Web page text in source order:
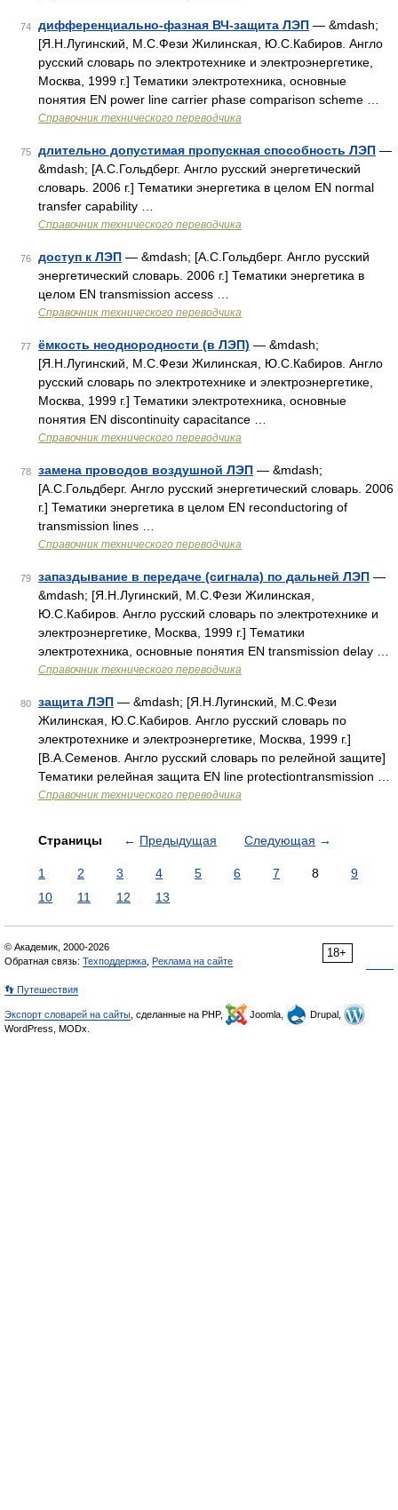
74 дифференциально-фазная ВЧ-защита ЛЭП — &mdash;
[Я.Н.Лугинский, М.С.Фези Жилинская, Ю.С.Кабиров. Англо
русский словарь по электротехнике и электроэнергетике,
Москва, 1999 г.] Тематики электротехника, основные
понятия EN power line carrier phase comparison scheme …
Справочник технического переводчика
75 длительно допустимая пропускная способность ЛЭП —
&mdash; [А.С.Гольдберг. Англо русский энергетический
словарь. 2006 г.] Тематики энергетика в целом EN normal
transfer capability …
Справочник технического переводчика
76 доступ к ЛЭП — &mdash; [А.С.Гольдберг. Англо русский
энергетический словарь. 2006 г.] Тематики энергетика в
целом EN transmission access …
Справочник технического переводчика
77 ёмкость неоднородности (в ЛЭП) — &mdash;
[Я.Н.Лугинский, М.С.Фези Жилинская, Ю.С.Кабиров. Англо
русский словарь по электротехнике и электроэнергетике,
Москва, 1999 г.] Тематики электротехника, основные
понятия EN discontinuity capacitance …
Справочник технического переводчика
78 замена проводов воздушной ЛЭП — &mdash;
[А.С.Гольдберг. Англо русский энергетический словарь. 2006
г.] Тематики энергетика в целом EN reconductoring of
transmission lines …
Справочник технического переводчика
79 запаздывание в передаче (сигнала) по дальней ЛЭП —
&mdash; [Я.Н.Лугинский, М.С.Фези Жилинская,
Ю.С.Кабиров. Англо русский словарь по электротехнике и
электроэнергетике, Москва, 1999 г.] Тематики
электротехника, основные понятия EN transmission delay …
Справочник технического переводчика
80 защита ЛЭП — &mdash; [Я.Н.Лугинский, М.С.Фези
Жилинская, Ю.С.Кабиров. Англо русский словарь по
электротехнике и электроэнергетике, Москва, 1999 г.]
[В.А.Семенов. Англо русский словарь по релейной защите]
Тематики релейная защита EN line protectiontransmission …
Справочник технического переводчика
Страницы ← Предыдущая Следующая →
1 2 3 4 5 6 7 8
9
10
11 12 13
18+
© Академик, 2000-2026
Обратная связь: Техподдержка Реклама на сайте
👣 Путешествия
Экспорт словарей на сайты , сделанные на PHP, Joomla,
Drupal,
WordPress, MODx.